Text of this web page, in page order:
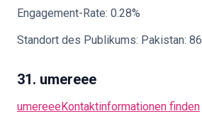
Engagement-Rate: 0.28%
Standort des Publikums: Pakistan:
31. umereee
umereeeKontaktinformationen finden